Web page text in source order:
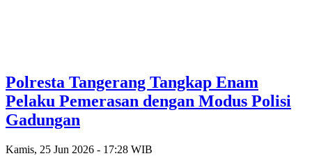
Polresta Tangerang Tangkap Enam
Pelaku Pemerasan dengan Modus Polisi
Gadungan
Kamis, 25 Jun 2026 - 17:28 WIB